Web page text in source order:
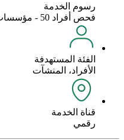
رسوم الخدمة
فحص أفراد 50 - مؤسسات 100 - الطلاب والطالبات 36 تسجيل أفراد 100- مؤسسات 200 الطلاب والطالبات مجانا
الفئة المستهدفة
الأفراد، المنشآت
قناة الخدمة
رقمي